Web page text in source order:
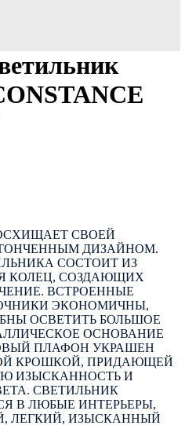
СВОЕЙ
ДИЗАЙНОМ.
СОСТОИТ ИЗ
КОЛЕЦ, СОЗДАЮЩИХ
ВСТРОЕННЫЕ
ЭКОНОМИЧНЫ,
ОСВЕТИТЬ БОЛЬШОЕ
ОСНОВАНИЕ
ПЛАФОН УКРАШЕН
КРОШКОЙ, ПРИДАЮЩЕЙ
ИЗЫСКАННОСТЬ И
СВЕТИЛЬНИК
В ЛЮБЫЕ ИНТЕРЬЕРЫ,
ЛЕГКИЙ, ИЗЫСКАННЫЙ